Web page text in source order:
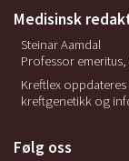
Medisinsk
Steinar Aamdal
Professor
Kreftlex
kreftgenetikk og
Følg oss